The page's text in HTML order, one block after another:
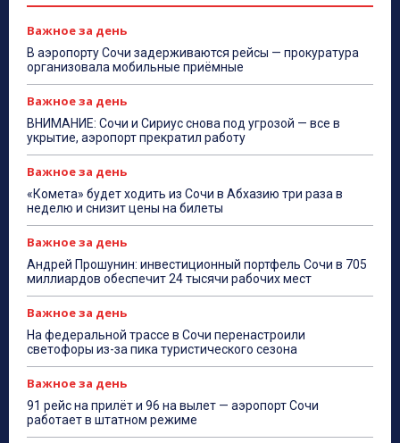
Важное за день
В аэропорту Сочи задерживаются рейсы — прокуратура
организовала мобильные приёмные
Важное за день
ВНИМАНИЕ: Сочи и Сириус снова под угрозой — все в
укрытие, аэропорт прекратил работу
Важное за день
«Комета» будет ходить из Сочи в Абхазию три раза в
неделю и снизит цены на билеты
Важное за день
Андрей Прошунин: инвестиционный портфель Сочи в 705
миллиардов обеспечит 24 тысячи рабочих мест
Важное за день
На федеральной трассе в Сочи перенастроили
светофоры из-за пика туристического сезона
Важное за день
91 рейс на прилёт и 96 на вылет — аэропорт Сочи
работает в штатном режиме